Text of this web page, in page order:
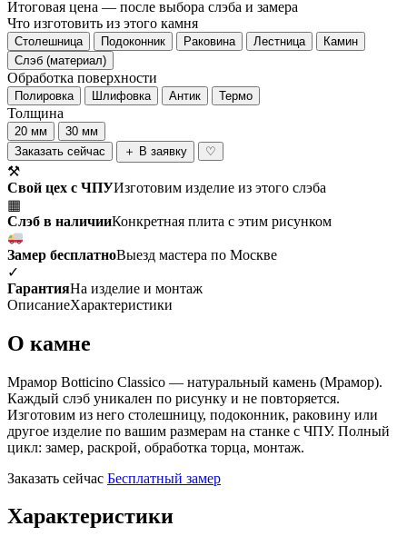
Итоговая цена — после выбора слэба и замера
Что изготовить из этого камня
Столешница Подоконник Раковина Лестница
Камин
Слэб (материал)
Обработка поверхности
Полировка Шлифовка Антик Термо
Толщина
20 мм
30 мм
Заказать сейчас
＋ В заявку ♡
⚒
Свой цех с ЧПУИзготовим изделие из этого слэба
▦
Слэб в наличииКонкретная плита с этим рисунком
Замер бесплатноВыезд мастера по Москве
✓
ГарантияНа изделие и монтаж
ОписаниеХарактеристики
О камне
Мрамор Botticino Classico — натуральный камень (Мрамор).
Каждый слэб уникален по рисунку и не повторяется.
Изготовим из него столешницу, подоконник, раковину или
другое изделие по вашим размерам на станке с ЧПУ. Полный
цикл: замер, раскрой, обработка торца, монтаж.
Заказать сейчас Бесплатный замер
Характеристики